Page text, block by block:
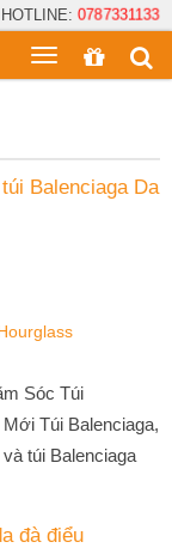
HOTLINE: 0787331133
Toggle
Balenciaga Da
Sóc Túi
Túi Balenciaga,
túi Balenciaga
đà điểu